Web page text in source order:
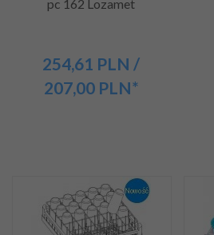
pc 162 Lozamet
254,61 PLN /
207,00 PLN*